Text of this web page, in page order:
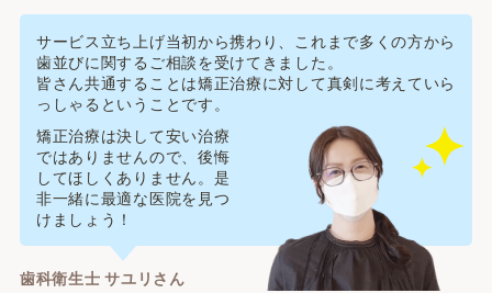
サービス立ち上げ当初から携わり、これまで多くの方から
歯並びに関するご相談を受けてきました。
皆さん共通することは矯正治療に対して真剣に考えていら
っしゃるということです。
矯正治療は決して安い治療
ではありませんので、後悔
してほしくありません。是
非一緒に最適な医院を見つ
けましょう！
歯科衛生士 サユリさん